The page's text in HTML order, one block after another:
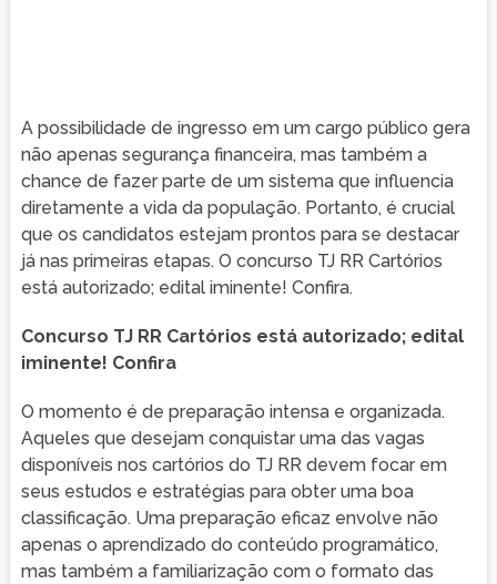
A possibilidade de ingresso em um cargo público gera
não apenas segurança financeira, mas também a
chance de fazer parte de um sistema que influencia
diretamente a vida da população. Portanto, é crucial
que os candidatos estejam prontos para se destacar
já nas primeiras etapas. O concurso TJ RR Cartórios
está autorizado; edital iminente! Confira.
Concurso TJ RR Cartórios está autorizado; edital
iminente! Confira
O momento é de preparação intensa e organizada.
Aqueles que desejam conquistar uma das vagas
disponíveis nos cartórios do TJ RR devem focar em
seus estudos e estratégias para obter uma boa
classificação. Uma preparação eficaz envolve não
apenas o aprendizado do conteúdo programático,
mas também a familiarização com o formato das